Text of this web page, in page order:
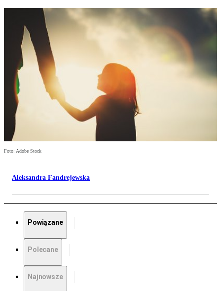
Foto: Adobe Stock
Aleksandra Fandrejewska
Powiązane
Polecane
Najnowsze